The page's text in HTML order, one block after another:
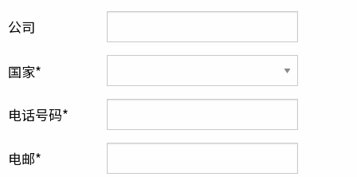
公司
国家
电话号码
电邮